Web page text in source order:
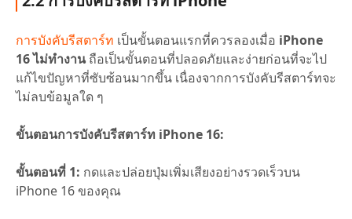
การบังคับรีสตาร์ท เป็นขั้นตอนแรกที่ควรลองเมื่อ iPhone
16 ไม่ทำงานถือเป็นขั้นตอนที่ปลอดภัยและง่ายก่อนที่จะไป
แก้ไขปัญหาที่ซับซ้อนมากขึ้น เนื่องจากการบังคับรีสตาร์ทจะ
ไม่ลบข้อมูลใด ๆ
ขั้นตอนการบังคับรีสตาร์ท iPhone 16:
ขั้นตอนที่ 1: กดและปล่อยปุ่มเพิ่มเสียงอย่างรวดเร็วบน
iPhone 16 ของคุณ